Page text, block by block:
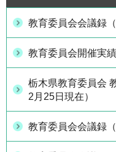
教育委員会会議録
教育委員会開催実
栃木県教育委員会
2月25日現在）
教育委員会会議録